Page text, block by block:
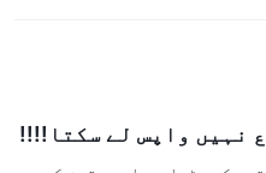
نہیں واپس لے سکتا!!!!